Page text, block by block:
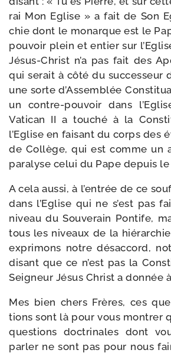
rai Mon Eglise » a fait de Son
chie dont le monarque est le
pou­voir plein et entier sur
Jésus-​Christ n’a pas fait des
qui serait à côté du suc­ces­seur
une sorte d’Assemblée
un contre-​pouvoir dans
Vatican II a tou­ché à la
l’Eglise en fai­sant du corps des
de Collège, qui est comme un
para­lyse celui du Pape depuis
A cela aus­si, à l’entrée de ce
dans l’Eglise qui ne s’est pas
niveau du Souverain Pontife,
tous les niveaux de la
expri­mons notre désac­cord,
disant que ce n’est pas la
Seigneur Jésus Christ a don­née
Mes bien chers Frères, ces
tions sont là pour vous mon­trer
ques­tions doc­tri­nales dont
par­ler ne sont pas pour nous